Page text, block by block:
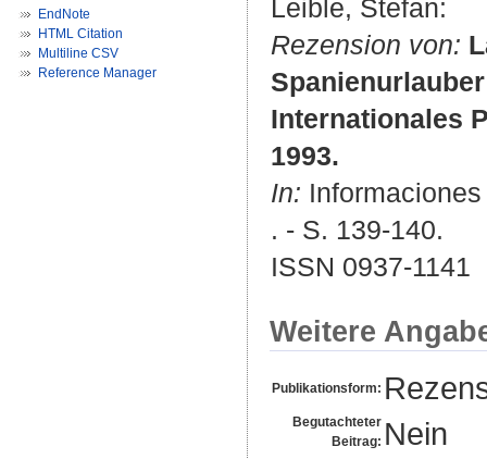
EndNote
HTML Citation
Multiline CSV
Reference Manager
Leible, Stefan:
Rezension von:
Internationales
1993.
In:
. - S. 139-140.
ISSN 0937-1141
Weitere
Publikationsform:
Begutachteter
Beitrag: Nein